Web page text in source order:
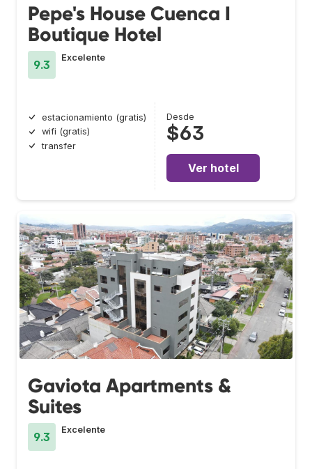
Pepe's House Cuenca I
Boutique Hotel
9.3
Excelente
estacionamiento (gratis)
wifi (gratis)
transfer
Desde
$63
Ver hotel
Gaviota Apartments &
Suites
9.3
Excelente